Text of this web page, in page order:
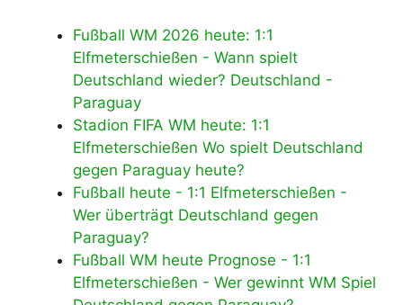
Fußball WM 2026 heute: 1:1
Elfmeterschießen - Wann spielt
Deutschland wieder? Deutschland -
Paraguay
Stadion FIFA WM heute: 1:1
Elfmeterschießen Wo spielt Deutschland
gegen Paraguay heute?
Fußball heute - 1:1 Elfmeterschießen -
Wer überträgt Deutschland gegen
Paraguay?
Fußball WM heute Prognose - 1:1
Elfmeterschießen - Wer gewinnt WM Spiel